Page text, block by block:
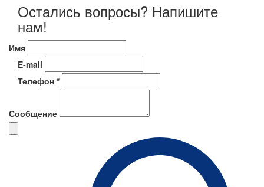
Остались вопросы? Напишите
нам!
Имя
E-mail
Телефон *
Сообщение